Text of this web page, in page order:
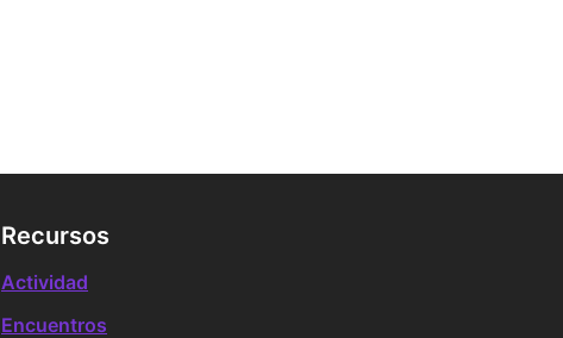
Recursos
Actividad
Encuentros